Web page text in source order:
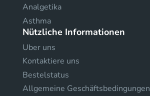
Analgetika
Asthma
Nützliche Informationen
Uber uns
Kontaktiere uns
Bestelstatus
Allgemeine Geschäftsbedingungen